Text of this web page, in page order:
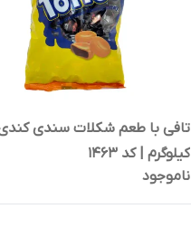
کیلوگرم | کد 1463
ناموجود